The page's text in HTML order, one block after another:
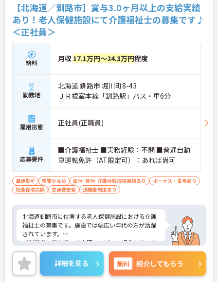
【北海道／釧路市】賞与3.0ヶ月以上の支給実績
あり！老人保健施設にて介護福祉士の募集です♪
＜正社員＞
給料 月収 17.1万円～24.3万円程度
勤務地
北海道 釧路市 堀川町8-43
ＪＲ根室本線「釧路駅」バス・車6分
雇用形態 正社員(正職員)
応募要件
■介護福祉士 ■実務経験：不問 ■普通自動
車運転免許（AT限定可）：あれば尚可
車通勤可 残業少なめ 産休･育休･介護休暇取得実績あり
ボーナス・賞与あり
社会保険完備
交通費支給 退職金制度あり
北海道釧路市に位置する老人保健施設における介護
福祉士の募集です。施設では幅広い年代の方が活躍
されています。
ご利用者に寄り添って介護サービスの提供を行って
いただける方を募集しています。
ご興味のある方には、面接対策ポイントなど、さら
に詳細をお話しいたしますのでお気軽にご相談くだ
さい！
詳細を見る 無料 紹介してもらう